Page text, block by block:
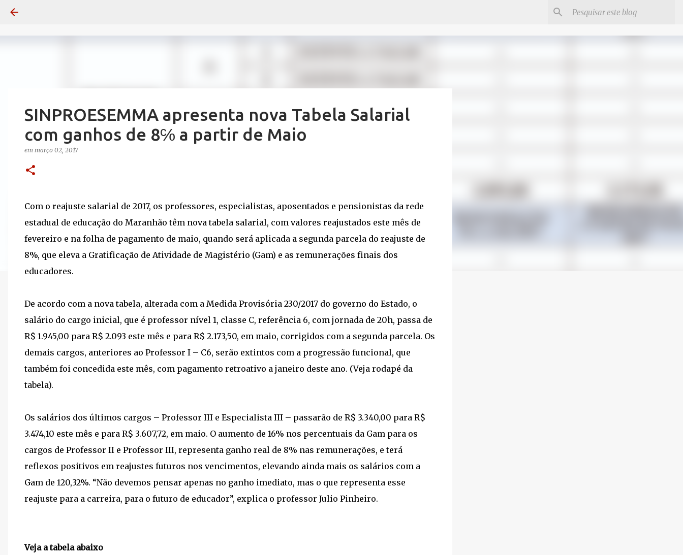
SINPROESEMMA apresenta nova Tabela Salarial
com ganhos de 8℅ a partir de Maio
em março 02, 2017
Com o reajuste salarial de 2017, os professores, especialistas, aposentados e pensionistas da rede
estadual de educação do Maranhão têm nova tabela salarial, com valores reajustados este mês de
fevereiro e na folha de pagamento de maio, quando será aplicada a segunda parcela do reajuste de
8%, que eleva a Gratificação de Atividade de Magistério (Gam) e as remunerações finais dos
educadores.
De acordo com a nova tabela, alterada com a Medida Provisória 230/2017 do governo do Estado, o
salário do cargo inicial, que é professor nível 1, classe C, referência 6, com jornada de 20h, passa de
R$ 1.945,00 para R$ 2.093 este mês e para R$ 2.173,50, em maio, corrigidos com a segunda parcela. Os
demais cargos, anteriores ao Professor I – C6, serão extintos com a progressão funcional, que
também foi concedida este mês, com pagamento retroativo a janeiro deste ano. (Veja rodapé da
tabela).
Os salários dos últimos cargos – Professor III e Especialista III – passarão de R$ 3.340,00 para R$
3.474,10 este mês e para R$ 3.607,72, em maio. O aumento de 16% nos percentuais da Gam para os
cargos de Professor II e Professor III, representa ganho real de 8% nas remunerações, e terá
reflexos positivos em reajustes futuros nos vencimentos, elevando ainda mais os salários com a
Gam de 120,32%. “Não devemos pensar apenas no ganho imediato, mas o que representa esse
reajuste para a carreira, para o futuro de educador”, explica o professor Julio Pinheiro.
Veja a tabela abaixo